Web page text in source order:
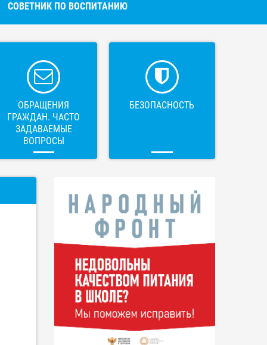
СОВЕТНИК ПО ВОСПИТАНИЮ
ОБРАЩЕНИЯ
ГРАЖДАН. ЧАСТО
ЗАДАВАЕМЫЕ
ВОПРОСЫ
БЕЗОПАСНОСТЬ